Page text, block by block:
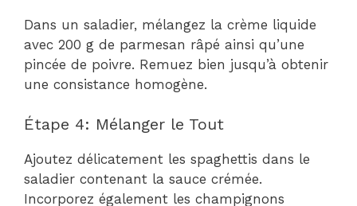
Dans un saladier, mélangez la crème liquide
avec 200 g de parmesan râpé ainsi qu’une
pincée de poivre. Remuez bien jusqu’à obtenir
une consistance homogène.
Étape 4: Mélanger le Tout
Ajoutez délicatement les spaghettis dans le
saladier contenant la sauce crémée.
Incorporez également les champignons